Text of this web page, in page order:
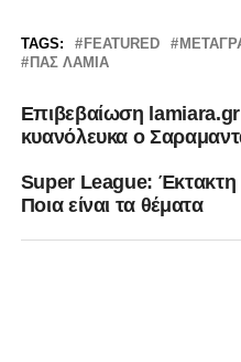
TAGS: FEATURED
ΠΑΣ ΛΑΜΙΑ
Επιβεβαίωση lamiara.gr
κυανόλευκα ο
Super League: Έκτακτη
Ποια είναι τα θέματα